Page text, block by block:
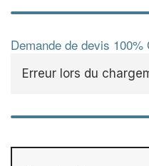
Demande de devis 100%
Erreur lors du